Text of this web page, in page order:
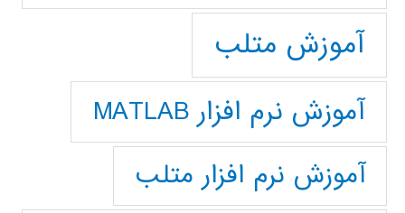
آموزش متلب
آموزش نرم افزار MATLAB
آموزش نرم افزار متلب